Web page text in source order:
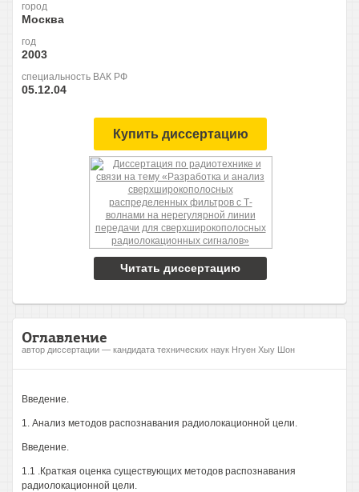
город
Москва
год
2003
специальность ВАК РФ
05.12.04
Купить диссертацию
Читать диссертацию
Оглавление
автор диссертации — кандидата технических наук Нгуен Хыу Шон
Введение.
1. Анализ методов распознавания радиолокационной цели.
Введение.
1.1 .Краткая оценка существующих методов распознавания
радиолокационной цели.